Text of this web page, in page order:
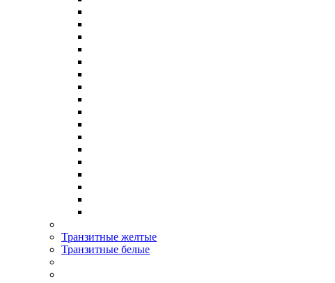
Транзитные желтые
Транзитные белые